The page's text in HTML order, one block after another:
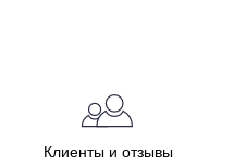
Клиенты и отзывы